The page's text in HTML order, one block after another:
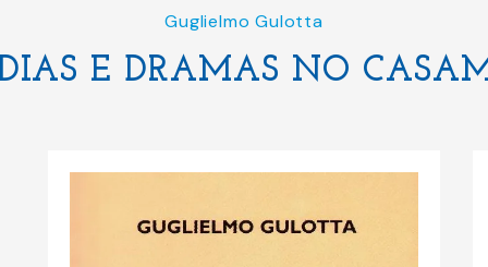
Guglielmo Gulotta
E DRAMAS NO